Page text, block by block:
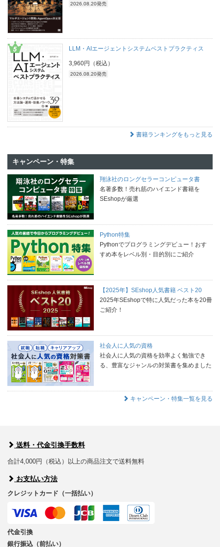
2026.08.20発売
LLM・AIエージェントシステムベストプラクティス
3,960円（税込）
2026.08.20発売
書籍ランキングをもっと見る
キャンペーン・特集
翔泳社のロングセラーコンピュータ書
名著多数！売れ筋のハイエンド書籍を
SEshopが厳選
Python特集
Pythonでプログラミングデビュー！おす
すめ本をレベル別・目的別にご紹介
【2025年】SEshop人気書籍 ベスト20
2025年SEshopで特に人気だった本を20冊
ご紹介！
社会人に人気の資格
社会人に人気の資格を効率よく勉強でき
る、豊富なジャンルの対策書を集めました
キャンペーン・特集一覧を見る
送料・代金引換手数料
合計4,000円（税込）以上の商品注文で送料無料
お支払い方法
クレジットカード（一括払い）
代金引換
銀行振込（前払い）